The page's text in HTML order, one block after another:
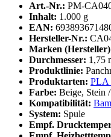
Art.-Nr.: PM-
Inhalt: 1.000 g
EAN:
Hersteller-Nr.:
Marken
Durchmesser: 1,75
Produktlinie:
Produktarten: PLA
Farbe: Beige, Stein
Kompatibilität:
System: Spule
Empf.